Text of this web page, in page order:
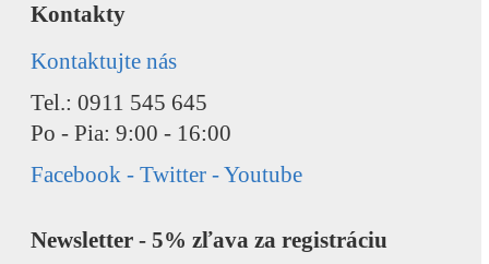
Kontakty
Kontaktujte nás
Tel.: 0911 545 645
Po - Pia: 9:00 - 16:00
Facebook - Twitter - Youtube
Newsletter - 5% zľava za registráciu